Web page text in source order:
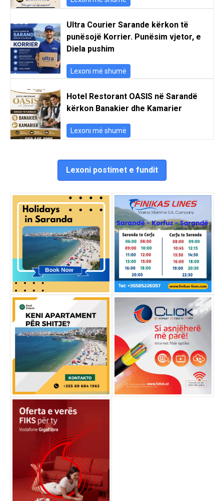
Ultra Courier Sarande kërkon të
punësojë Korrier. Punësim vjetor, e
Diela pushim
Lexoni më shumë
Hotel Restorant OASIS në Sarandë
kërkon Banakier dhe Kamarier
Lexoni më shumë
Lexoni postimet e fundit